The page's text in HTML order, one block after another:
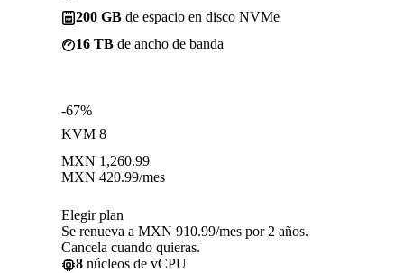
200 GB de espacio en disco NVMe
16 TB de ancho de banda
-67%
KVM 8
MXN 1,260.99
MXN 420.99/mes
Elegir plan
Se renueva a MXN 910.99/mes por 2 años.
Cancela cuando quieras.
8 núcleos de vCPU